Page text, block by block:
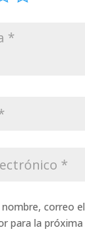
nombre, correo
para la